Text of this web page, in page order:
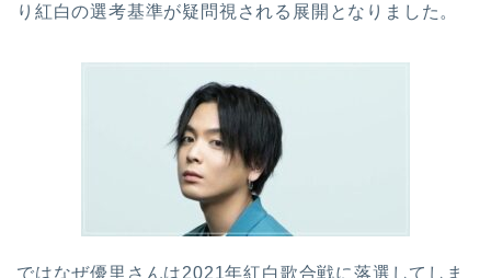
り紅白の選考基準が疑問視される展開となりました。
ではなぜ優里さんは2021年紅白歌合戦に落選してしま